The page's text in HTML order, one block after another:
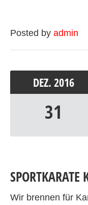
Posted by admin
DEZ. 2016
31
Wir brennen für